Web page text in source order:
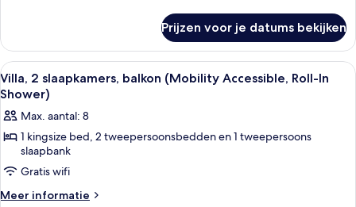
laden
2
slaapkamers,
balkon
(Hearing
Accessible)
Prijzen voor je datums bekijken
Alle
foto's
Villa,
2
slaapkamers,
balkon
(Mobility
Een keuken met houten kastjes,
11
Villa, 2 slaapkamers, balkon (Mobility Accessible, Roll-In
Shower)
Max. aantal: 8
1 kingsize bed, 2 tweepersoonsbedden en 1 tweepersoons
slaapbank
Gratis wifi
Meer informatie
Meer